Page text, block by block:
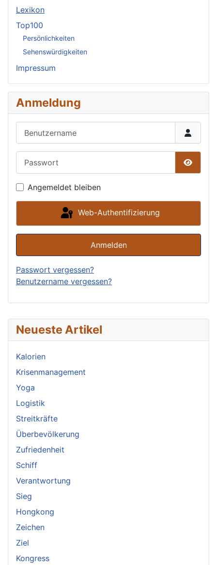
Neueste Artikel
Kalorien
Krisenmanagement
Yoga
Logistik
Streitkräfte
Überbevölkerung
Zufriedenheit
Schiff
Verantwortung
Sieg
Hongkong
Zeichen
Ziel
Kongress
Lexikon
Top100
Persönlichkeiten
Sehenswürdigkeiten
Impressum
Anmeldung
Angemeldet bleiben
Web-Authentifizierung
Anmelden
Passwort vergessen?
Benutzername vergessen?